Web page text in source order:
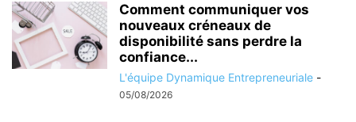
Comment communiquer vos
nouveaux créneaux de
disponibilité sans perdre la
confiance...
L'équipe Dynamique Entrepreneuriale -
05/08/2026